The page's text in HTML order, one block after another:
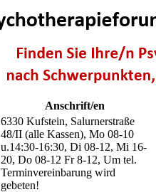
Anschrift/en
6330 Kufstein, Salurnerstraße
48/II (alle Kassen), Mo 08-10
u.14:30-16:30, Di 08-12, Mi 16-
20, Do 08-12 Fr 8-12, Um tel.
Terminvereinbarung wird
gebeten!